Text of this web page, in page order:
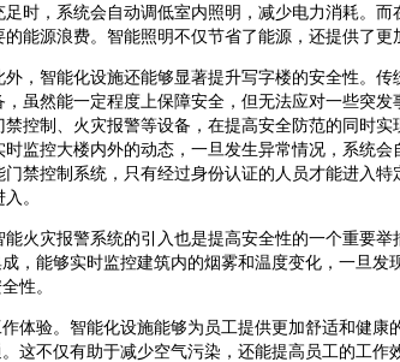
足时，系统会自动调低室内照明，减少电力消耗。
的能源浪费。智能照明不仅节省了能源，还提供了更
外，智能化设施还能够显著提升写字楼的安全性。
，虽然能一定程度上保障安全，但无法应对一些突
禁控制、火灾报警等设备，在提高安全防范的同时
时监控大楼内外的动态，一旦发生异常情况，系统
门禁控制系统，只有经过身份认证的人员才能进入
。
能火灾报警系统的引入也是提高安全性的一个重要
，能够实时监控建筑内的烟雾和温度变化，一旦发
性。
体验。智能化设施能够为员工提供更加舒适和健
不仅有助于减少空气污染，还能提高员工的工作